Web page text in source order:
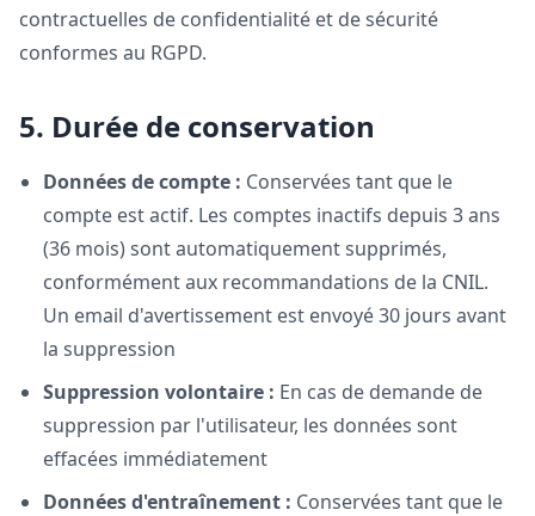
contractuelles de confidentialité et de sécurité
conformes au RGPD.
5. Durée de conservation
Données de compte : Conservées tant que le
compte est actif. Les comptes inactifs depuis 3 ans
(36 mois) sont automatiquement supprimés,
conformément aux recommandations de la CNIL.
Un email d'avertissement est envoyé 30 jours avant
la suppression
Suppression volontaire : En cas de demande de
suppression par l'utilisateur, les données sont
effacées immédiatement
Données d'entraînement : Conservées tant que le